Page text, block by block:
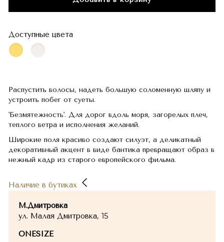
Доступные цвета
Распустить волосы, надеть большую соломенную шляпу и
устроить побег от суеты.
'Безмятежность'. Для дорог вдоль моря, загорелых плеч,
теплого ветра и исполнения желаний.
Широкие поля красиво создают силуэт, а деликатный
декоративный акцент в виде бантика превращают образ в
нежный кадр из старого европейского фильма.
Наличие в бутиках
М.Дмитровка
ул. Малая Дмитровка, 15
ONESIZE